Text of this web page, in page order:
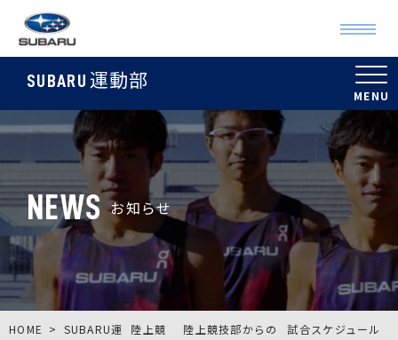
SUBARU 運動部
NEWS お知らせ
HOME
SUBARU運
陸上競
陸上競技部からの
試合スケジュール